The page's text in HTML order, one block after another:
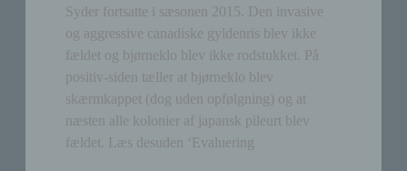
Syder fortsatte i sæsonen 2015. Den invasive
og aggressive canadiske gyldenris blev ikke
fældet og bjørneklo blev ikke rodstukket. På
positiv-siden tæller at bjørneklo blev
skærmkappet (dog uden opfølgning) og at
næsten alle kolonier af japansk pileurt blev
fældet. Læs desuden ‘Evaluering